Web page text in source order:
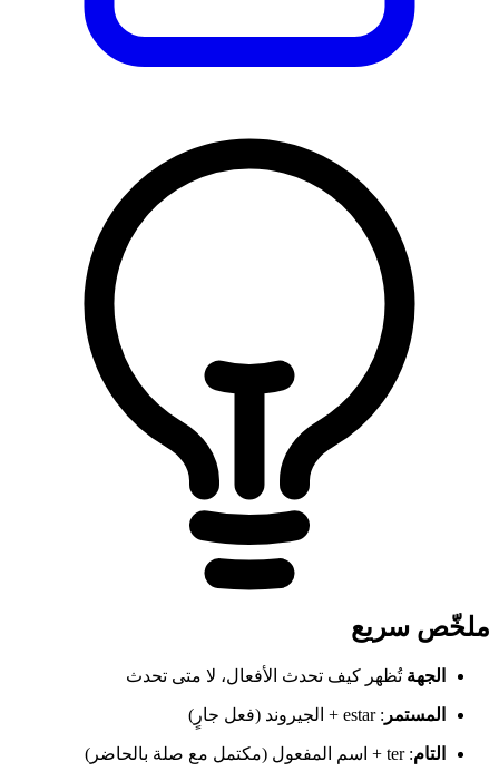
ملخّص سريع
الجهة تُظهر كيف تحدث الأفعال، لا متى تحدث
المستمر : estar + الجيروند (فعل جارٍ)
التام: ter + اسم المفعول (مكتمل مع صلة بالحاضر)